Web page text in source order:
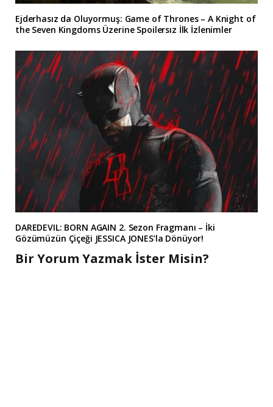
Ejderhasız da Oluyormuş: Game of Thrones – A Knight of
the Seven Kingdoms Üzerine Spoilersız İlk İzlenimler
DAREDEVIL: BORN AGAIN 2. Sezon Fragmanı – İki
Gözümüzün Çiçeği JESSICA JONES’la Dönüyor!
Bir Yorum Yazmak İster Misin?